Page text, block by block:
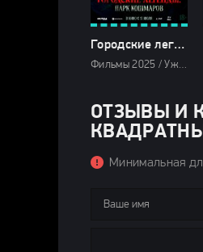
Городские легенды: Парк кошмаров (2025)
Фильмы 2025 / Ужасы 2025 / Зарубежные фильмы 2025 / Новинки кино 2025 / Последние фильмы 2025 / Смотреть фильмы онлайн
ОТЗЫВЫ И
Минимальная